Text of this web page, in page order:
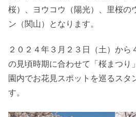
桜）、ヨウコウ（陽光）、里桜の
ン（関山）となります。
２０２４年３月２３日（土）から
の見頃時期に合わせて「桜まつり
園内でお花見スポットを巡るスタ
す。